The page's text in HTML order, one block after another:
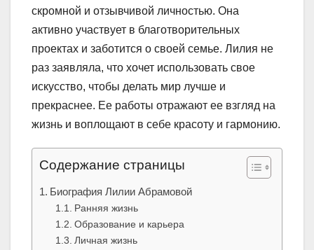
скромной и отзывчивой личностью. Она
активно участвует в благотворительных
проектах и заботится о своей семье. Лилия не
раз заявляла, что хочет использовать свое
искусство, чтобы делать мир лучше и
прекраснее. Ее работы отражают ее взгляд на
жизнь и воплощают в себе красоту и гармонию.
Содержание страницы
Биография Лилии Абрамовой
Ранняя жизнь
Образование и карьера
Личная жизнь